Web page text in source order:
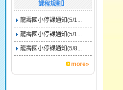
課程規劃】
龍壽國小停課通知(5/1...
龍壽國小停課通知(5/1...
龍壽國小停課通知(5/8...
more»